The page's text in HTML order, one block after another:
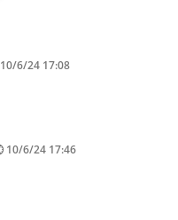
10/6/24 17:08
10/6/24 17:46